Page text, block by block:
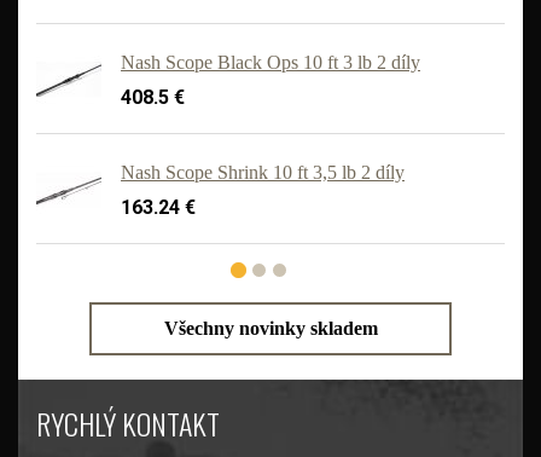
Nash Scope Black Ops 10 ft 3 lb 2 díly
408.5 €
Nash Scope Shrink 10 ft 3,5 lb 2 díly
163.24 €
Všechny novinky skladem
RYCHLÝ KONTAKT